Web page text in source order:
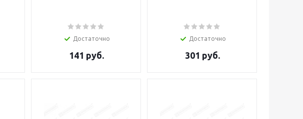
Достаточно
141 руб.
Достаточно
301 руб.